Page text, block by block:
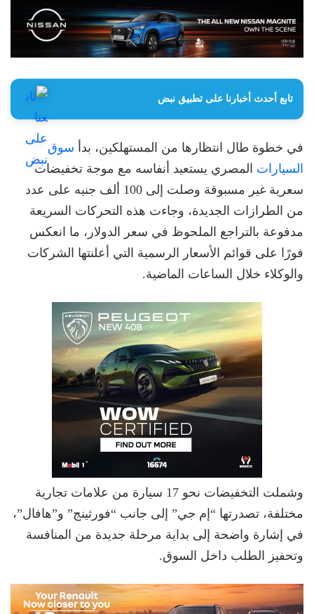
تابع أحدث أخبارنا على تطبيق نبض
في خطوة طال انتظارها من المستهلكين، بدأ سوق
السيارات المصري يستعيد أنفاسه مع موجة تخفيضات
سعرية غير مسبوقة وصلت إلى 100 ألف جنيه على عدد
من الطرازات الجديدة، وجاءت هذه التحركات السريعة
مدفوعة بالتراجع الملحوظ في سعر الدولار، ما انعكس
فورًا على قوائم الأسعار الرسمية التي أعلنتها الشركات
والوكلاء خلال الساعات الماضية.
وشملت التخفيضات نحو 17 سيارة من علامات تجارية
مختلفة، تصدرتها “إم جي” إلى جانب “فورثينج” و”هافال”،
في إشارة واضحة إلى بداية مرحلة جديدة من المنافسة
وتحفيز الطلب داخل السوق.